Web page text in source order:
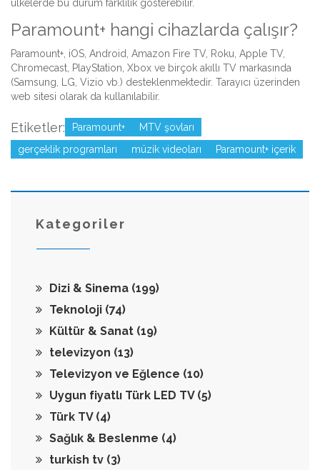
ülkelerde bu durum farklılık gösterebilir.
Paramount+ hangi cihazlarda çalışır?
Paramount+, iOS, Android, Amazon Fire TV, Roku, Apple TV,
Chromecast, PlayStation, Xbox ve birçok akıllı TV markasında
(Samsung, LG, Vizio vb.) desteklenmektedir. Tarayıcı üzerinden
web sitesi olarak da kullanılabilir.
Etiketler: Paramount+
MTV şovları
gerçeklik programları
müzik videoları Paramount+ içerik
Kategoriler
Dizi & Sinema (199)
Teknoloji (74)
Kültür & Sanat (19)
televizyon (13)
Televizyon ve Eğlence (10)
Uygun fiyatlı Türk LED TV (5)
Türk TV (4)
Sağlık & Beslenme (4)
turkish tv (3)